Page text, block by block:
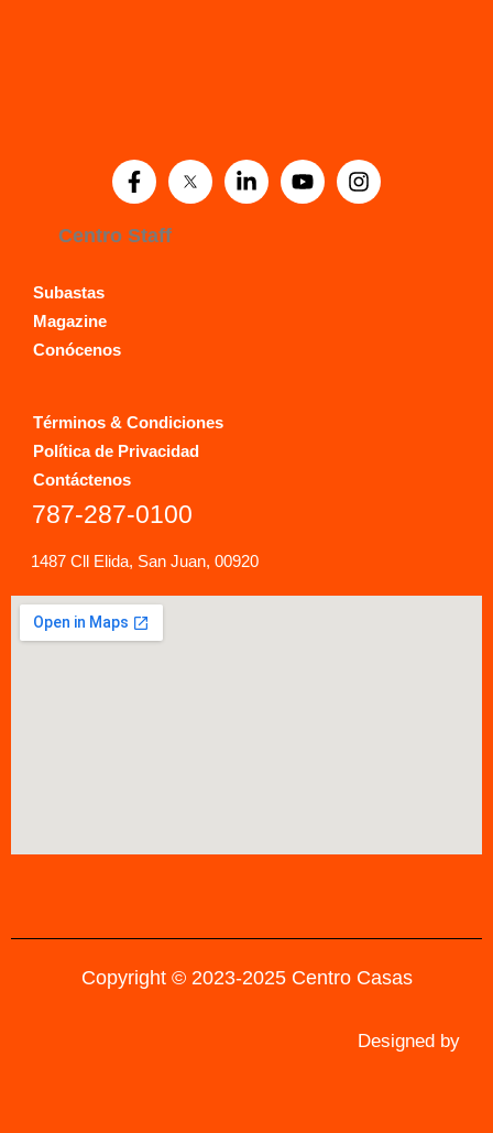
Centro Staff
Subastas
Magazine
Conócenos
Términos & Condiciones
Política de Privacidad
Contáctenos
787-287-0100
1487 Cll Elida, San Juan, 00920
Copyright © 2023-2025 Centro Casas
Designed by